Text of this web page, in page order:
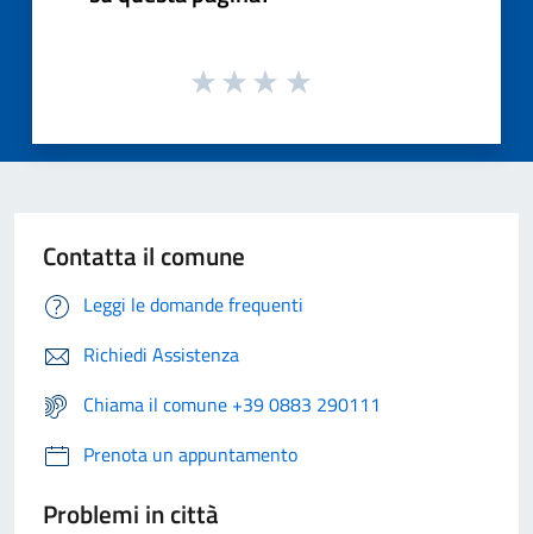
Contatta il comune
Leggi le domande frequenti
Richiedi Assistenza
Chiama il comune +39 0883 290111
Prenota un appuntamento
Problemi in città